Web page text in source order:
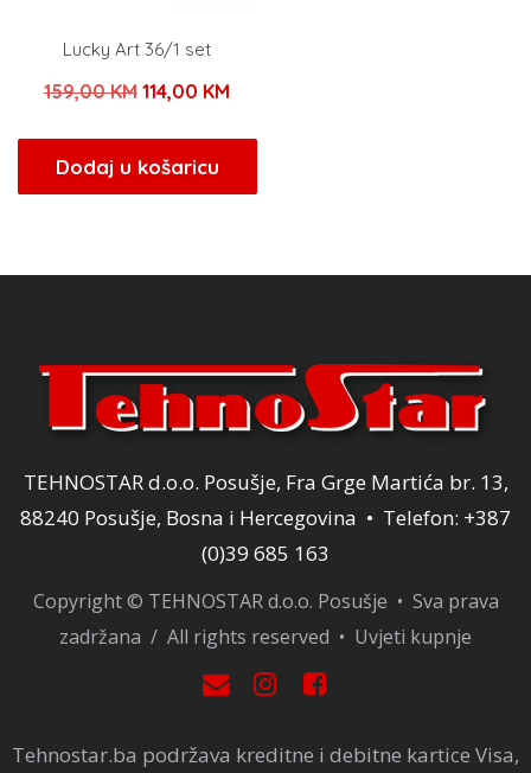
Lucky Art 36/1 set
159,00KM Izvorna
bila
je:
114,00 KMTrenutna
114,00 KM.
Dodaj u košaricu
TEHNOSTAR d.o.o. Posušje, Fra Grge Martića br. 13,
88240 Posušje, Bosna i Hercegovina • Telefon: +387
(0)39 685 163
Copyright © TEHNOSTAR d.o.o. Posušje • Sva prava
zadržana / All rights reserved • Uvjeti kupnje
Tehnostar.ba podržava kreditne i debitne kartice Visa,